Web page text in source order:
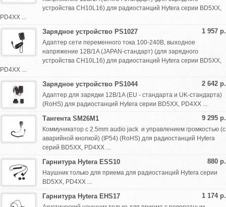
устройства CH10L16) для радиостанций Hytera серии BD5XX,
PD4XX ...
1 957 р.
Зарядное устройство PS1027
Адаптер сети переменного тока 100-240В, выходное
напряжение 12В/1A (JAPAN-стандарт) (для зарядного
устройства CH10L16) для радиостанций Hytera серии BD5XX,
PD4XX ...
2 642 р.
Зарядное устройство PS1044
Адаптер для зарядки 12В/1A (EU - стандарта и UK-стандарта)
(RoHS) для радиостанций Hytera серии BD5XX, PD4XX ...
9 295 р.
Тангента SM26M1
Коммуникатор с 2.5mm audio jack и управлением громкостью (с
аварийной кнопкой) (IP54) (RoHS) для радиостанций Hytera
серий BD5XX, PD4XX ...
880 р.
Гарнитура Hytera ESS10
Наушник только для приема для радиостанций Hytera серии
BD5XX, PD4XX ...
1 174 р.
Гарнитура Hytera EHS17